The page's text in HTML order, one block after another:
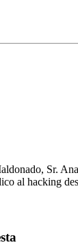
Sr.
al hacking